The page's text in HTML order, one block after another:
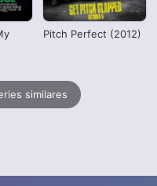
Pitch Perfect (2012)
similares